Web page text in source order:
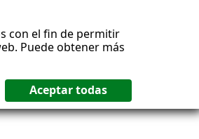
con el fin de permitir
Puede obtener más